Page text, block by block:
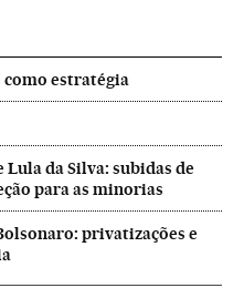
estratégia
da Silva: subidas de
para as minorias
privatizações e